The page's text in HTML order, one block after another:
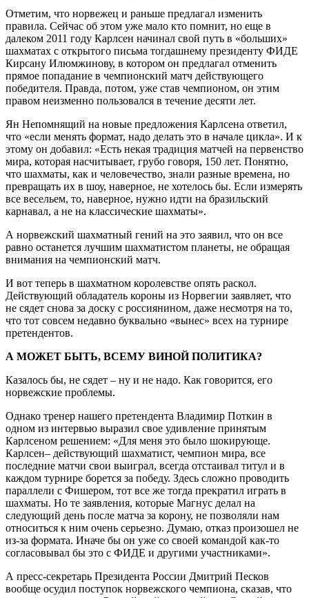
Отметим, что норвежец и раньше предлагал изменить
правила. Сейчас об этом уже мало кто помнит, но еще в
далеком 2011 году Карлсен начинал свой путь в «больших»
шахматах с открытого письма тогдашнему президенту ФИДЕ
Кирсану Илюмжинову, в котором он предлагал отменить
прямое попадание в чемпионский матч действующего
победителя. Правда, потом, уже став чемпионом, он этим
правом неизменно пользовался в течение десяти лет.
Ян Непомнящий на новые предложения Карлсена ответил,
что «если менять формат, надо делать это в начале цикла». И к
этому он добавил: «Есть некая традиция матчей на первенство
мира, которая насчитывает, грубо говоря, 150 лет. Понятно,
что шахматы, как и человечество, знали разные времена, но
превращать их в шоу, наверное, не хотелось бы. Если измерять
все весельем, то, наверное, нужно идти на бразильский
карнавал, а не на классические шахматы».
А норвежский шахматный гений на это заявил, что он все
равно останется лучшим шахматистом планеты, не обращая
внимания на чемпионский матч.
И вот теперь в шахматном королевстве опять раскол.
Действующий обладатель короны из Норвегии заявляет, что
не сядет снова за доску с россиянином, даже несмотря на то,
что тот совсем недавно буквально «вынес» всех на турнире
претендентов.
А МОЖЕТ БЫТЬ, ВСЕМУ ВИНОЙ ПОЛИТИКА?
Казалось бы, не сядет – ну и не надо. Как говорится, его
норвежские проблемы.
Однако тренер нашего претендента Владимир Поткин в
одном из интервью выразил свое удивление принятым
Карлсеном решением: «Для меня это было шокирующе.
Карлсен– действующий шахматист, чемпион мира, все
последние матчи свои выиграл, всегда отстаивал титул и в
каждом турнире борется за победу. Здесь сложно проводить
параллели с Фишером, тот все же тогда прекратил играть в
шахматы. Но те заявления, которые Магнус делал на
следующий день после матча за корону, не позволяли нам
относиться к ним очень серьезно. Думаю, отказ произошел не
из-за формата. Иначе бы он уже со своей командой как-то
согласовывал бы это с ФИДЕ и другими участниками».
А пресс-секретарь Президента России Дмитрий Песков
вообще осудил поступок норвежского чемпиона, сказав, что